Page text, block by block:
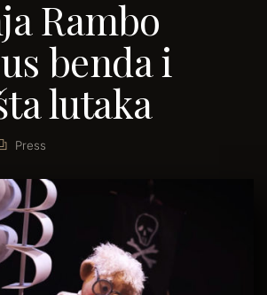
Rambo
benda i
lutaka
Press